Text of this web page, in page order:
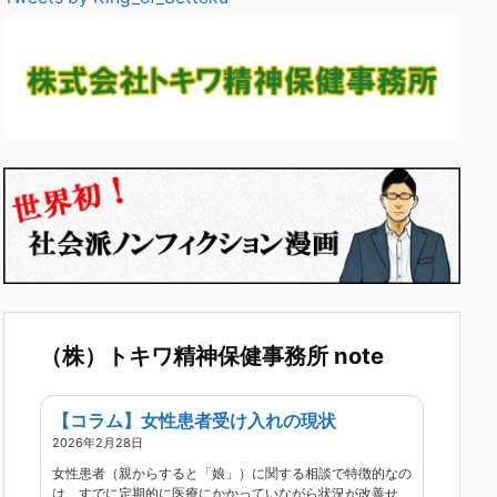
（株）トキワ精神保健事務所 note
【コラム】女性患者受け入れの現状
2026年2月28日
女性患者（親からすると「娘」）に関する相談で特徴的なの
は、すでに定期的に医療にかかっていながら状況が改善せ